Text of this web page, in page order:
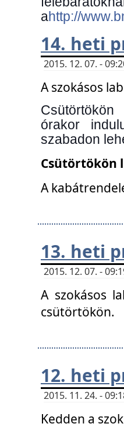
ahttp://
14. heti
2015. 12. 07. -
A szokásos
órakor
szabadon
Csütörtökön
A
13. heti
2015. 12. 07. -
A szokásos
csütörtökön.
12. heti
2015. 11. 24. -
Kedden a